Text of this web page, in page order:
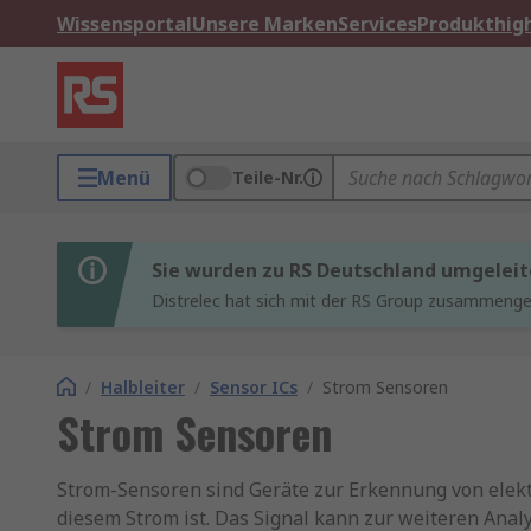
WissensportalUnsere MarkenServices
Menü Teile-Nr.
Sie wurden zu RS Deutschland
Distrelec hat sich mit der RS Group
/ Halbleiter / Sensor ICs / Strom Sensoren
Strom Sensoren
Strom-Sensoren sind Geräte zur Erkennung von
diesem Strom ist. Das Signal kann zur weiteren